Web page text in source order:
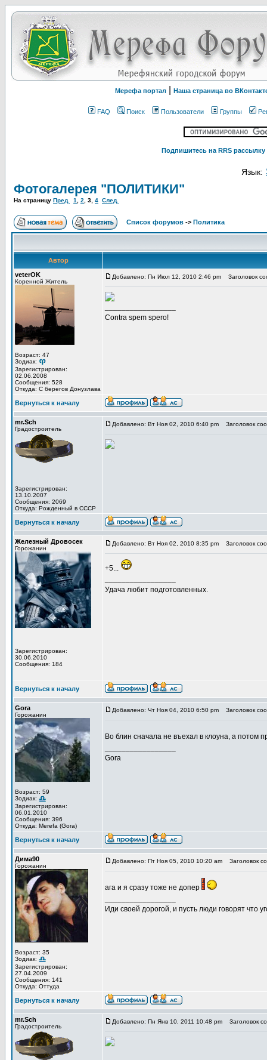
Мерефа портал Наша страница во
FAQ Поиск Пользователи Группы
Подпишитесь на RRS
Язык:
Фотогалерея "ПОЛИТИКИ"
На страницу Пред. 1 2 3 4 След.
Список форумов -> Политика
Автор
veterOK
Коренной Житель
Возраст: 47
Зодиак:
Зарегистрирован:
02.06.2008
Сообщения: 528
Откуда: С берегов Донузлава
Добавлено: Пн Июл 12, 2010 2:46 pm Заголовок
Contra spem spero!
Вернуться к началу
mr.Sch
Градостроитель
Зарегистрирован:
13.10.2007
Сообщения: 2069
Откуда: Рожденный в СССР
Добавлено: Вт Ноя 02, 2010 6:40 pm Заголовок
Вернуться к началу
Железный Дровосек
Горожанин
Зарегистрирован:
30.06.2010
Сообщения: 184
Добавлено: Вт Ноя 02, 2010 8:35 pm Заголовок
+5...
Удача любит подготовленных.
Вернуться к началу
Gora
Горожанин
Возраст: 59
Зодиак:
Зарегистрирован:
06.01.2010
Сообщения: 396
Откуда: Merefa (Gora)
Добавлено: Чт Ноя 04, 2010 6:50 pm Заголовок
Во блин сначала не въехал в клоуна, а потом
Gora
Вернуться к началу
Дима90
Горожанин
Возраст: 35
Зодиак:
Зарегистрирован:
27.04.2009
Сообщения: 141
Откуда: Оттуда
Добавлено: Пт Ноя 05, 2010 10:20 am Заголовок
ага и я сразу тоже не допер
Иди своей дорогой, и пусть люди говорят что
Вернуться к началу
mr.Sch
Градостроитель
Добавлено: Пн Янв 10, 2011 10:48 pm Заголовок